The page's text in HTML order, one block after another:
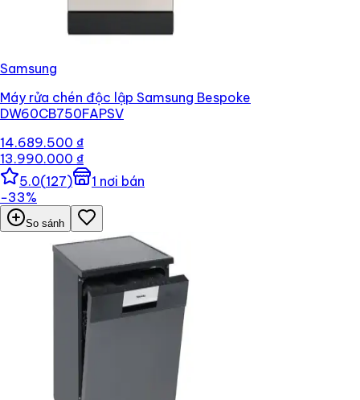
Samsung
Máy rửa chén độc lập Samsung Bespoke
DW60CB750FAPSV
14.689.500 ₫
13.990.000 ₫
5.0(127) 1 nơi bán
−33%
So sánh